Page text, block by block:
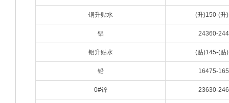
铜升贴水 (升)150-(升
铝 24360-
铝升贴水 (贴)145-(贴
铅 16475-
0#锌 23630-